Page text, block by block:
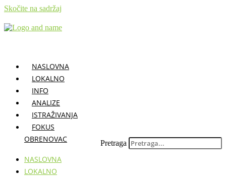
Skočite na sadržaj
NASLOVNA
LOKALNO
INFO
ANALIZE
ISTRAŽIVANJA
FOKUS
OBRENOVAC
NASLOVNA
LOKALNO
Pretraga